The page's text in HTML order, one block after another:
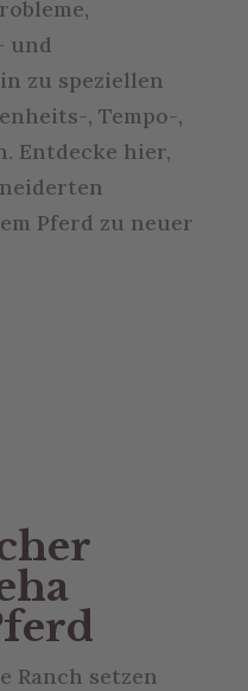
und
zu speziellen
, Tempo-,
Entdecke hier,
Pferd zu neuer
Ranch setzen